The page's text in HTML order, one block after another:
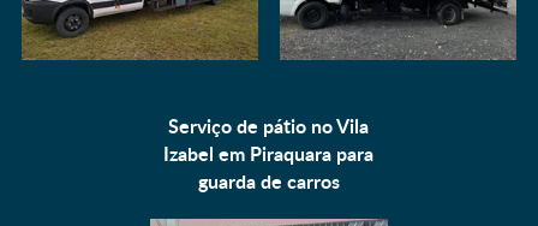
Serviço de pátio no Vila
Izabel em Piraquara para
guarda de carros